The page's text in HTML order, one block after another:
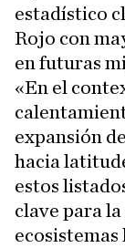
estadístico
Rojo con
en futuras
«En el
expansión
hacia
estos
clave para